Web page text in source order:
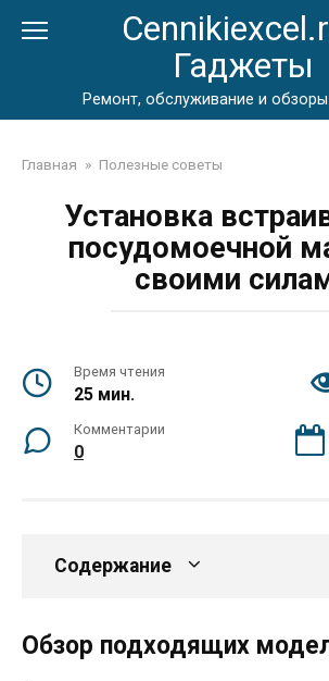
Гаджеты
Ремонт, обслуживание и
Главная » Полезные советы
Установка
посудомоечной
своими
Время чтения
25 мин.
Комментарии
0
Содержание
Обзор подходящих